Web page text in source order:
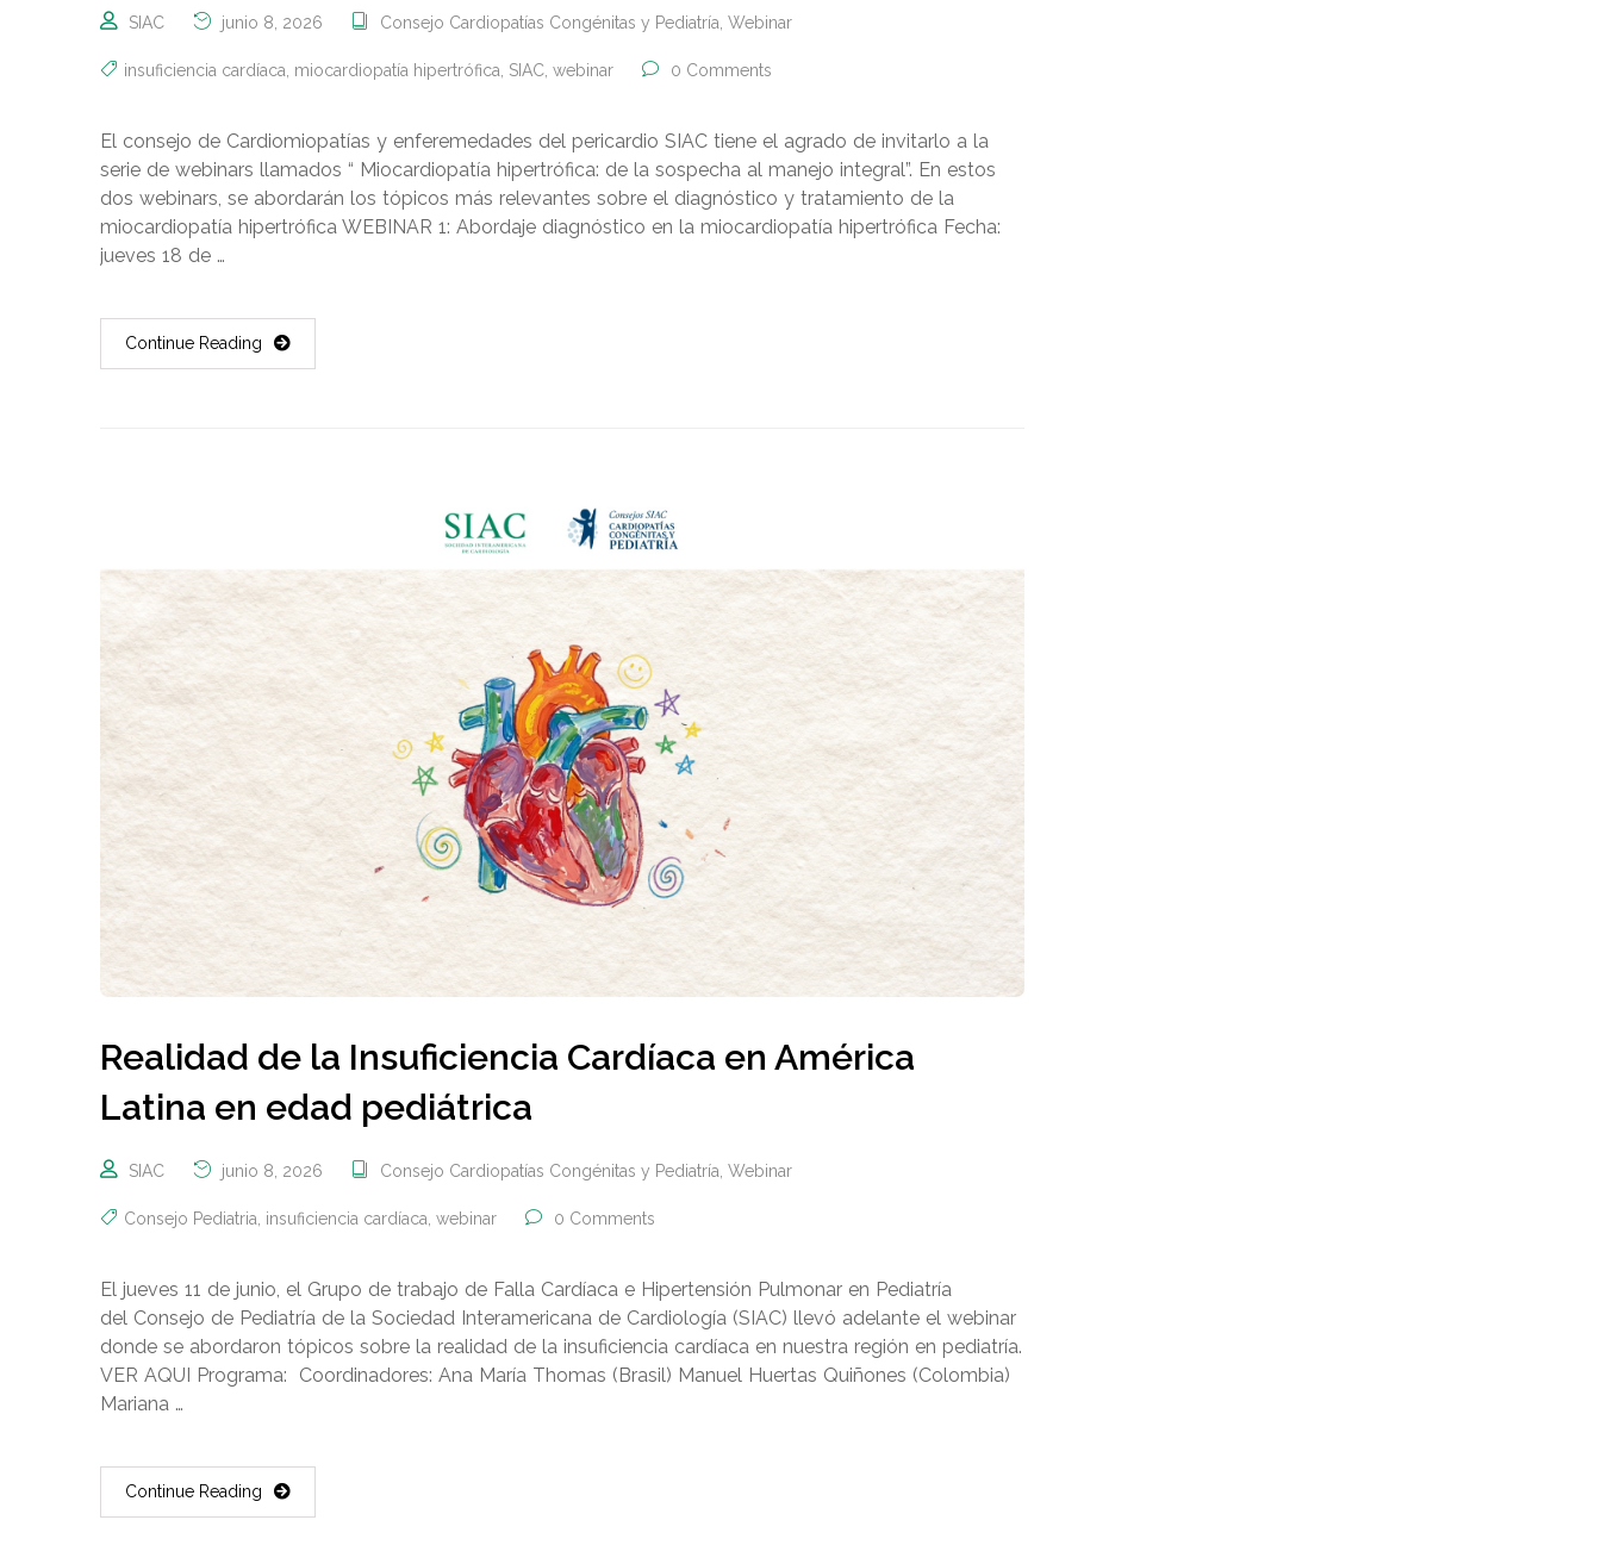
SIAC junio 8, 2026 Consejo Cardiopatías Congénitas y Pediatría Webinar
insuficiencia cardíaca miocardiopatía hipertrófica SIAC webinar 0 Comments
El consejo de Cardiomiopatías y enferemedades del pericardio SIAC tiene el agrado de invitarlo a la
serie de webinars llamados “ Miocardiopatía hipertrófica: de la sospecha al manejo integral”. En estos
dos webinars, se abordarán los tópicos más relevantes sobre el diagnóstico y tratamiento de la
miocardiopatía hipertrófica WEBINAR 1: Abordaje diagnóstico en la miocardiopatía hipertrófica Fecha:
jueves 18 de …
Continue Reading
Realidad de la Insuficiencia Cardíaca en América
Latina en edad pediátrica
SIAC junio 8, 2026 Consejo Cardiopatías Congénitas y Pediatría Webinar
Consejo Pediatria insuficiencia cardíaca webinar 0 Comments
El jueves 11 de junio, el Grupo de trabajo de Falla Cardíaca e Hipertensión Pulmonar en Pediatría
del Consejo de Pediatría de la Sociedad Interamericana de Cardiología (SIAC) llevó adelante el webinar
donde se abordaron tópicos sobre la realidad de la insuficiencia cardíaca en nuestra región en pediatría.
VER AQUI Programa: Coordinadores: Ana María Thomas (Brasil) Manuel Huertas Quiñones (Colombia)
Mariana …
Continue Reading